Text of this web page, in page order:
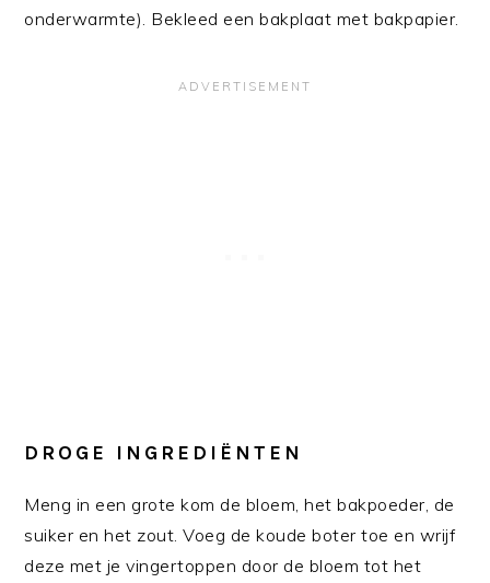
onderwarmte). Bekleed een bakplaat met bakpapier.
DROGE INGREDIËNTEN
Meng in een grote kom de bloem, het bakpoeder, de
suiker en het zout. Voeg de koude boter toe en wrijf
deze met je vingertoppen door de bloem tot het